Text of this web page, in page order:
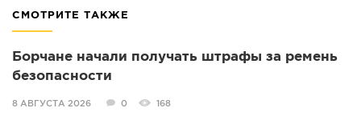
СМОТРИТЕ ТАКЖЕ
Борчане начали получать штрафы за ремень
безопасности
8 АВГУСТА 2026 0 168